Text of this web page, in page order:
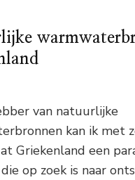
van natuurlijke
kan ik met
Griekenland een
op zoek is naar